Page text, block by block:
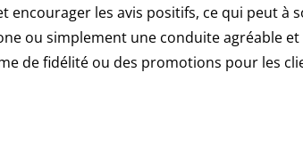
les avis positifs, ce qui peut à
ou simplement une conduite agréable
de fidélité ou des promotions pour les